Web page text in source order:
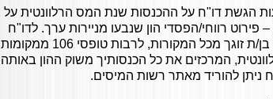
הגשת דו"ח על ההכנסות שנת המס הרלוונטית על
בצרוף נספח ג' – פירוט רווחי/הפסדי הון שנבעו מניירות ערך. לדו"ח
יש לצרף אישורים על הכנסותיך והכנסות בן/ת זוגך מכל המקורות, לרבות טופסי 106 ממקומות
המרכזים את כל הכנסותיך משוק ההון באותה
להוריד מאתר רשות המיסים.